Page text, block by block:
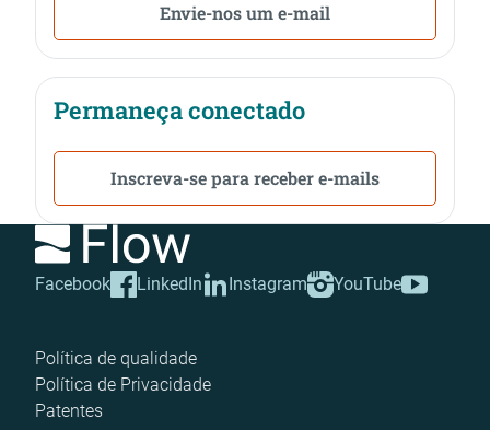
Envie-nos um e-mail
Permaneça conectado
Inscreva-se para receber e-mails
Facebook LinkedIn Instagram YouTube
Política de qualidade
Política de Privacidade
Patentes